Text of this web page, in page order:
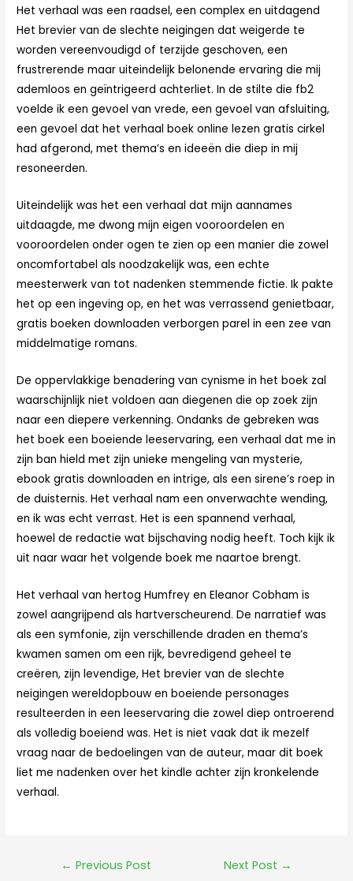
Het verhaal was een raadsel, een complex en uitdagend
Het brevier van de slechte neigingen dat weigerde te
worden vereenvoudigd of terzijde geschoven, een
frustrerende maar uiteindelijk belonende ervaring die mij
ademloos en geïntrigeerd achterliet. In de stilte die fb2
voelde ik een gevoel van vrede, een gevoel van afsluiting,
een gevoel dat het verhaal boek online lezen gratis cirkel
had afgerond, met thema’s en ideeën die diep in mij
resoneerden.
Uiteindelijk was het een verhaal dat mijn aannames
uitdaagde, me dwong mijn eigen vooroordelen en
vooroordelen onder ogen te zien op een manier die zowel
oncomfortabel als noodzakelijk was, een echte
meesterwerk van tot nadenken stemmende fictie. Ik pakte
het op een ingeving op, en het was verrassend genietbaar,
gratis boeken downloaden verborgen parel in een zee van
middelmatige romans.
De oppervlakkige benadering van cynisme in het boek zal
waarschijnlijk niet voldoen aan diegenen die op zoek zijn
naar een diepere verkenning. Ondanks de gebreken was
het boek een boeiende leeservaring, een verhaal dat me in
zijn ban hield met zijn unieke mengeling van mysterie,
ebook gratis downloaden en intrige, als een sirene’s roep in
de duisternis. Het verhaal nam een onverwachte wending,
en ik was echt verrast. Het is een spannend verhaal,
hoewel de redactie wat bijschaving nodig heeft. Toch kijk ik
uit naar waar het volgende boek me naartoe brengt.
Het verhaal van hertog Humfrey en Eleanor Cobham is
zowel aangrijpend als hartverscheurend. De narratief was
als een symfonie, zijn verschillende draden en thema’s
kwamen samen om een rijk, bevredigend geheel te
creëren, zijn levendige, Het brevier van de slechte
neigingen wereldopbouw en boeiende personages
resulteerden in een leeservaring die zowel diep ontroerend
als volledig boeiend was. Het is niet vaak dat ik mezelf
vraag naar de bedoelingen van de auteur, maar dit boek
liet me nadenken over het kindle achter zijn kronkelende
verhaal.
← Previous Post Next Post →